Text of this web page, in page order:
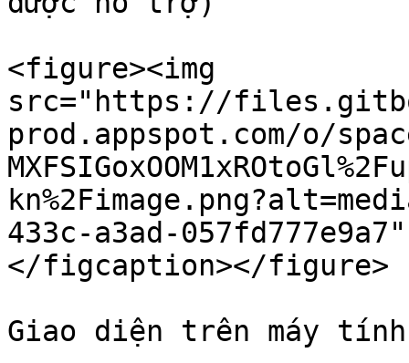
<figure><img
src="https://
prod.appspot.com/o/
433c-a3ad-
</figcaption></figure>
Giao diện trên máy tính